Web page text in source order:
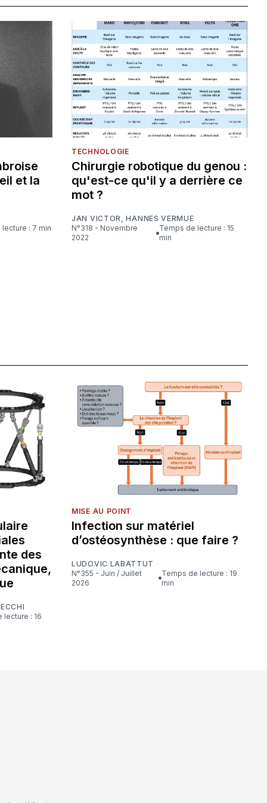
et la
lecture : 7 min
TECHNOLOGIE
Chirurgie robotique du genou :
qu'est-ce qu'il y a derrière ce
mot ?
JAN VICTOR,HANNES VERMUE
N°318 - Novembre
2022
Temps de lecture : 15
min
des
MISE AU POINT
Infection sur matériel
d’ostéosynthèse : que faire ?
LUDOVIC LABATTUT
N°355 - Juin / Juillet
2026
Temps de lecture : 19
min